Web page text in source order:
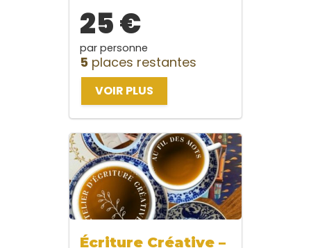
25 €
par personne
5 places restantes
VOIR PLUS
Écriture Créative –